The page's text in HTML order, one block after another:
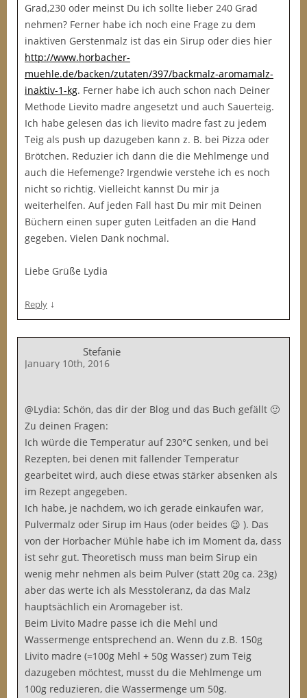
Grad,230 oder meinst Du ich sollte lieber 240 Grad
nehmen? Ferner habe ich noch eine Frage zu dem
inaktiven Gerstenmalz ist das ein Sirup oder dies hier
http://www.horbacher-
muehle.de/backen/zutaten/397/backmalz-aromamalz-
inaktiv-1-kg. Ferner habe ich auch schon nach Deiner
Methode Lievito madre angesetzt und auch Sauerteig.
Ich habe gelesen das ich lievito madre fast zu jedem
Teig als push up dazugeben kann z. B. bei Pizza oder
Brötchen. Reduzier ich dann die die Mehlmenge und
auch die Hefemenge? Irgendwie verstehe ich es noch
nicht so richtig. Vielleicht kannst Du mir ja
weiterhelfen. Auf jeden Fall hast Du mir mit Deinen
Büchern einen super guten Leitfaden an die Hand
gegeben. Vielen Dank nochmal.
Liebe Grüße Lydia
Reply ↓
Stefanie
January 10th, 2016
@Lydia: Schön, das dir der Blog und das Buch gefällt 🙂
Zu deinen Fragen:
Ich würde die Temperatur auf 230°C senken, und bei
Rezepten, bei denen mit fallender Temperatur
gearbeitet wird, auch diese etwas stärker absenken als
im Rezept angegeben.
Ich habe, je nachdem, wo ich gerade einkaufen war,
Pulvermalz oder Sirup im Haus (oder beides 😉 ). Das
von der Horbacher Mühle habe ich im Moment da, dass
ist sehr gut. Theoretisch muss man beim Sirup ein
wenig mehr nehmen als beim Pulver (statt 20g ca. 23g)
aber das werte ich als Messtoleranz, da das Malz
hauptsächlich ein Aromageber ist.
Beim Livito Madre passe ich die Mehl und
Wassermenge entsprechend an. Wenn du z.B. 150g
Livito madre (=100g Mehl + 50g Wasser) zum Teig
dazugeben möchtest, musst du die Mehlmenge um
100g reduzieren, die Wassermenge um 50g.